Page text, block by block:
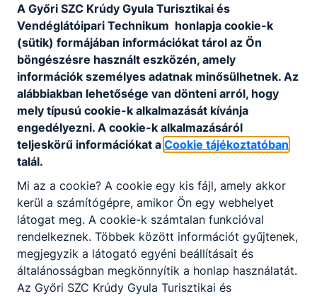
Okleveles technikusképzés
Nem
hogy a turizmus szereplőinek igényeit szolgálja ki.
A panziós-fogadós óriási felelősséggel van
felruházva, hiszen rendkívül sok feladatot kell egy
személyben ellátnia.
Ajánlott minden fiatal számára, aki a
vendéglátásban találja meg azokat a kihívásokat,
amelyek érdeklik. Szereti a vendégeket, a
turisztikai-vendéglátó tevékenységet hosszú távra
tervezi.
KOMPETENCIAELVÁRÁS
Széleskörű tájékozottság, jó kommunikációs
készség, problémamegoldó képesség,
vendégszeretet, szervezőképesség.
A Győri SZC Krúdy Gyula Turisztikai és
Vendéglátóipari Technikum honlapja cookie-k
(sütik) formájában információkat tárol az Ön
böngészésre használt eszközén, amely
információk személyes adatnak minősülhetnek. Az
alábbiakban lehetősége van dönteni arról, hogy
mely típusú cookie-k alkalmazását kívánja
engedélyezni. A cookie-k alkalmazásáról
teljeskörű információkat a Cookie tájékoztatóban
talál.
Mi az a cookie? A cookie egy kis fájl, amely akkor
kerül a számítógépre, amikor Ön egy webhelyet
látogat meg. A cookie-k számtalan funkcióval
rendelkeznek. Többek között információt gyűjtenek,
megjegyzik a látogató egyéni beállításait és
általánosságban megkönnyítik a honlap használatát.
Az Győri SZC Krúdy Gyula Turisztikai és